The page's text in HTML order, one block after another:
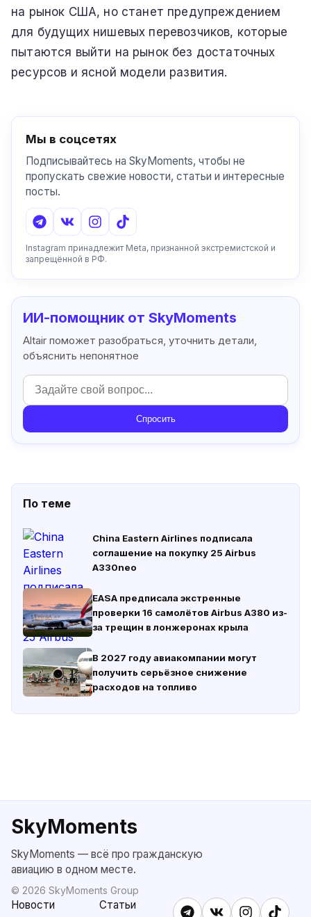
на рынок США, но станет предупреждением
для будущих нишевых перевозчиков, которые
пытаются выйти на рынок без достаточных
ресурсов и ясной модели развития.
Мы в соцсетях
Подписывайтесь на SkyMoments, чтобы не
пропускать свежие новости, статьи и интересные
посты.
Instagram принадлежит Meta, признанной экстремистской и
запрещённой в РФ.
ИИ-помощник от SkyMoments
Altair поможет разобраться, уточнить детали,
объяснить непонятное
Спросить
По теме
China Eastern Airlines подписала
соглашение на покупку 25 Airbus
A330neo
EASA предписала экстренные
проверки 16 самолётов Airbus A380 из-
за трещин в лонжеронах крыла
В 2027 году авиакомпании могут
получить серьёзное снижение
расходов на топливо
SkyMoments
SkyMoments — всё про гражданскую
авиацию в одном месте.
© 2026 SkyMoments Group
Новости Статьи